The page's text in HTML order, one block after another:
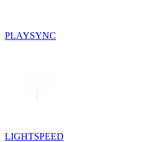
PLAYSYNC
LIGHTSPEED